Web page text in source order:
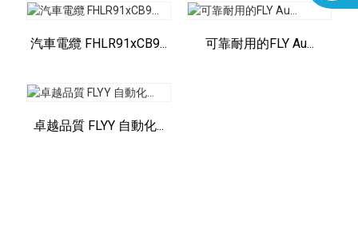
汽車電纜 FHLR91xCB9... 可靠耐用的FLY Au...
卓越品質 FLYY 自動化...